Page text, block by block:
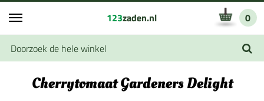
123zaden.nl 0
Cherrytomaat Gardeners Delight